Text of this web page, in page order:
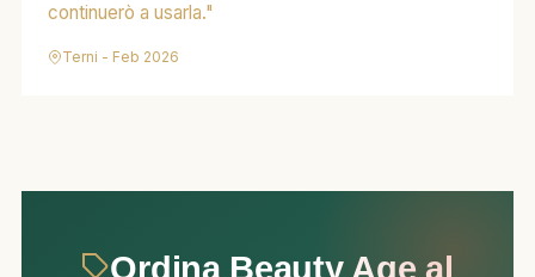
continuerò a usarla."
Terni - Feb 2026
Ordina Beauty Age al